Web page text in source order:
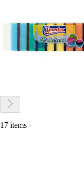
17 items